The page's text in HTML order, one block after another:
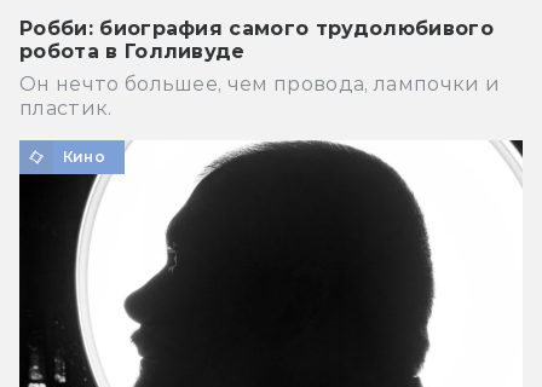
Робби: биография самого трудолюбивого
робота в Голливуде
Он нечто большее, чем провода, лампочки и
пластик.
Кино